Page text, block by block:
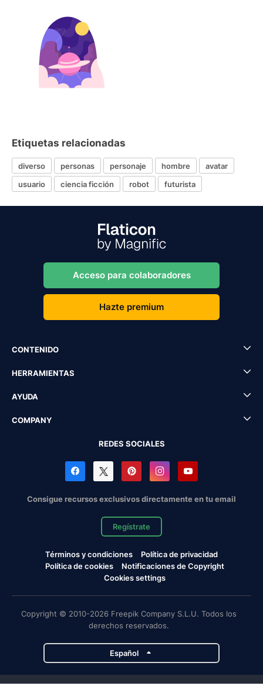
Etiquetas relacionadas
diverso personas personaje hombre
avatar
usuario
ciencia ficción robot futurista
Acceso para colaboradores
Hazte premium
CONTENIDO
HERRAMIENTAS
AYUDA
COMPANY
REDES SOCIALES
Consigue recursos exclusivos directamente en tu email
Regístrate
Términos y condiciones
Política de privacidad
Política de cookies
Notificaciones de Copyright
Cookies settings
Copyright © 2010-2026 Freepik Company S.L.U. Todos los
derechos reservados.
Español